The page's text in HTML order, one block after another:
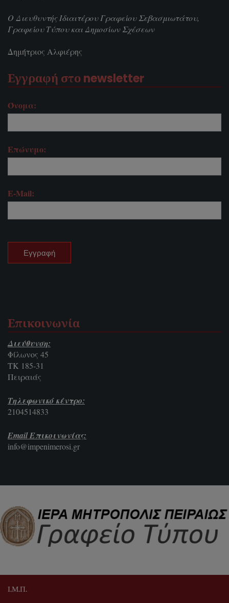
Ο Διευθυντής Ιδιαιτέρου Γραφείου Σεβασμιωτάτου,
Γραφείου Τύπου και Δημοσίων Σχέσεων
Δημήτριος Αλφιέρης
Εγγραφή στο newsletter
Όνομα:
Επώνυμο:
E-Mail:
Επικοινωνία
Διεύθυνση:
Φίλωνος 45
ΤΚ 185-31
Πειραιάς
Τηλεφωνικό κέντρο:
2104514833
Email Επικοινωνίας:
info@impenimerosi.gr
Ι.Μ.Π.